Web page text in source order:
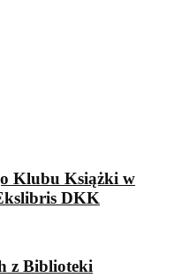
Klubu Książki w
DKK
z Biblioteki